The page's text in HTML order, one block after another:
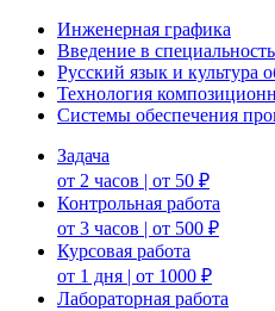
Инженерная графика
Введение в специальность
Русский язык и культура
Технология
Системы обеспечения
Задача
от 2 часов | от 50 ₽
Контрольная работа
от 3 часов | от 500 ₽
Курсовая работа
от 1 дня | от 1000 ₽
Лабораторная работа